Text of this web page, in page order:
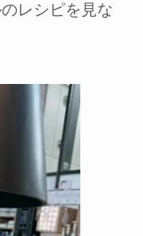
レシピを見な